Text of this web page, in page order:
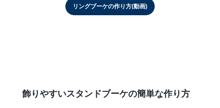
リングブーケの作り方(動画)
飾りやすいスタンドブーケの簡単な作り方